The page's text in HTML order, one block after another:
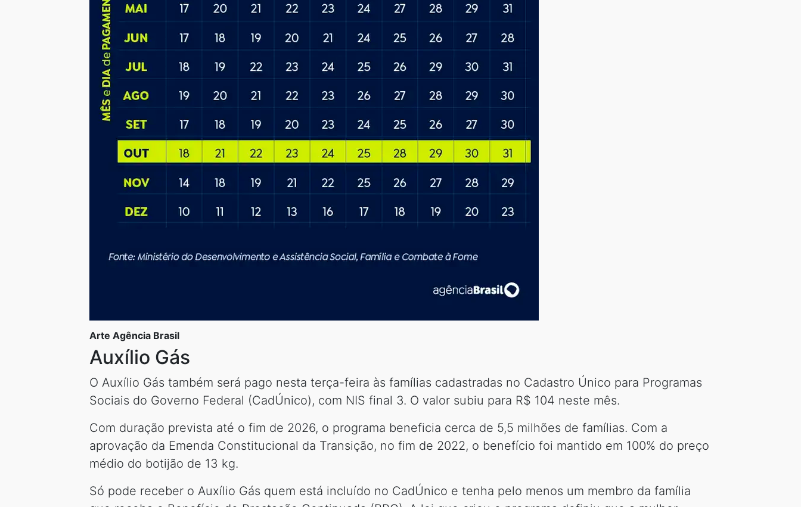
Arte Agência Brasil
Auxílio Gás
O Auxílio Gás também será pago nesta terça-feira às famílias cadastradas no Cadastro Único para Programas
Sociais do Governo Federal (CadÚnico), com NIS final 3. O valor subiu para R$ 104 neste mês.
Com duração prevista até o fim de 2026, o programa beneficia cerca de 5,5 milhões de famílias. Com a
aprovação da Emenda Constitucional da Transição, no fim de 2022, o benefício foi mantido em 100% do preço
médio do botijão de 13 kg.
Só pode receber o Auxílio Gás quem está incluído no CadÚnico e tenha pelo menos um membro da família